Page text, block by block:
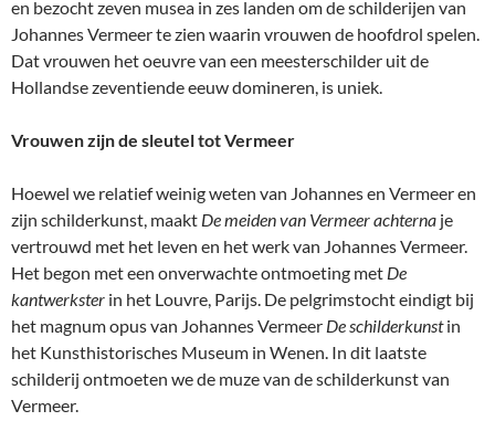
en bezocht zeven musea in zes landen om de schilderijen van
Johannes Vermeer te zien waarin vrouwen de hoofdrol spelen.
Dat vrouwen het oeuvre van een meesterschilder uit de
Hollandse zeventiende eeuw domineren, is uniek.
Vrouwen zijn de sleutel tot Vermeer
Hoewel we relatief weinig weten van Johannes en Vermeer en
zijn schilderkunst, maakt De meiden van Vermeer achterna je
vertrouwd met het leven en het werk van Johannes Vermeer.
Het begon met een onverwachte ontmoeting met De
kantwerkster in het Louvre, Parijs. De pelgrimstocht eindigt bij
het magnum opus van Johannes Vermeer De schilderkunstin
het Kunsthistorisches Museum in Wenen. In dit laatste
schilderij ontmoeten we de muze van de schilderkunst van
Vermeer.